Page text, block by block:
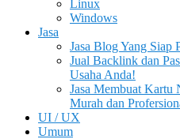
Linux
Windows
Jasa
Jasa Blog Yang Siap
Jual Backlink dan
Usaha Anda!
Jasa Membuat
Murah dan
UI / UX
Umum